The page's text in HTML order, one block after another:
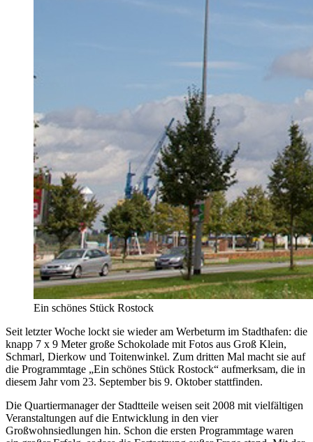
Ein schönes Stück Rostock
Seit letzter Woche lockt sie wieder am Werbeturm im Stadthafen: die
knapp 7 x 9 Meter große Schokolade mit Fotos aus Groß Klein,
Schmarl, Dierkow und Toitenwinkel. Zum dritten Mal macht sie auf
die Programmtage „Ein schönes Stück Rostock“ aufmerksam, die in
diesem Jahr vom 23. September bis 9. Oktober stattfinden.
Die Quartiermanager der Stadtteile weisen seit 2008 mit vielfältigen
Veranstaltungen auf die Entwicklung in den vier
Großwohnsiedlungen hin. Schon die ersten Programmtage waren